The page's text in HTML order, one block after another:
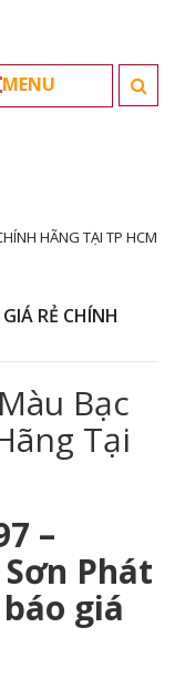
MENU
HÃNG TẠI TP HCM
RẺ CHÍNH
Bạc
Tại
–
Phát
giá